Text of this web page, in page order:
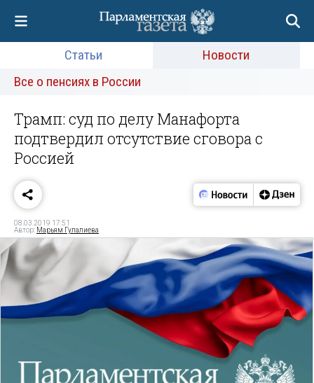
Статьи
Новости
Все о пенсиях в России
Трамп: суд по делу Манафорта
подтвердил отсутствие сговора с
Россией
08.03.2019 17:51
Автор: Марьям Гулалиева